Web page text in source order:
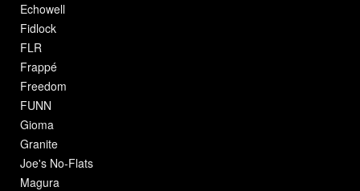
Echowell
Fidlock
FLR
Frappé
Freedom
FUNN
Gioma
Granite
Joe's No-Flats
Magura